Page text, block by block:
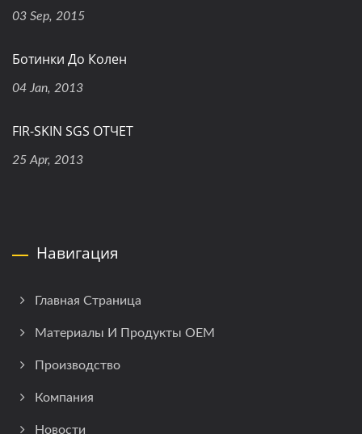
03 Sep, 2015
Ботинки До Колен
04 Jan, 2013
FIR-SKIN SGS ОТЧЕТ
25 Apr, 2013
Навигация
Главная Страница
Материалы И Продукты OEM
Производство
Компания
Новости